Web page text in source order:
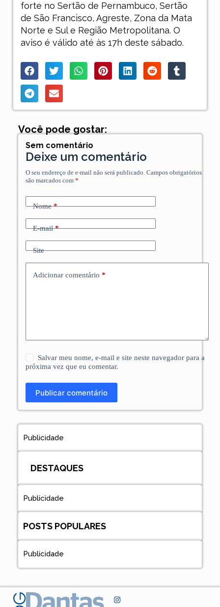
forte no Sertão de Pernambuco, Sertão
de São Francisco, Agreste, Zona da Mata
Norte e Sul e Região Metropolitana. O
aviso é válido até às 17h deste sábado.
Você pode gostar:
Sem comentário
Deixe um comentário
O seu endereço de e-mail não será publicado. Campos obrigatórios
são marcados com *
Nome*
E-mail*
Site
Adicionar comentário *
Salvar meu nome, e-mail e site neste navegador para a
próxima vez que eu comentar.
Publicar comentário
Publicidade
DESTAQUES
Publicidade
POSTS POPULARES
Publicidade